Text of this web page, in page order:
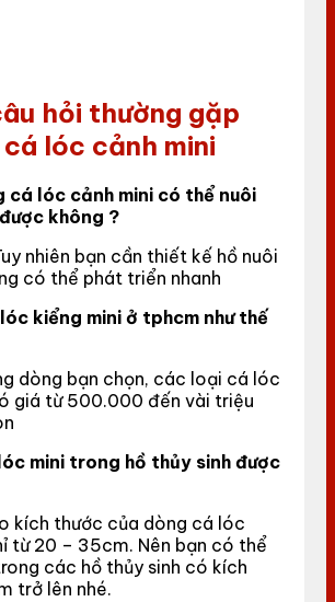
hỏi thường gặp
lóc cảnh mini
cá lóc cảnh mini có thể nuôi
không ?
nhiên bạn cần thiết kế hồ nuôi
có thể phát triển nhanh
kiểng mini ở tphcm như thế
dòng bạn chọn, các loại cá lóc
giá từ 500.000 đến vài triệu
mini trong hồ thủy sinh được
kích thước của dòng cá lóc
từ 20 – 35cm. Nên bạn có thể
các hồ thủy sinh có kích
trở lên nhé.